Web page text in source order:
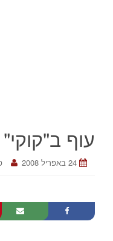
עוף
24 באפריל 2008